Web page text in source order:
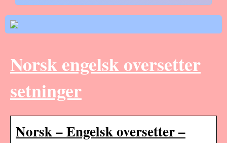
Norsk engelsk oversetter
setninger
Norsk – Engelsk oversetter –